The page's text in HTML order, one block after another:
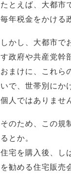
たとえば、大都市
毎年税金をかける
しかし、大都市で
す政府や共産党幹
おまけに、これら
いで、世帯別にか
個人ではありませ
そのため、この規
るとか。
住宅を購入後、し
を勧める住宅販売